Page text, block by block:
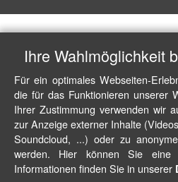
Ihre Wahlmöglichkeit
Für ein optimales Webseiten-
die für das Funktionieren unserer
Ihrer Zustimmung verwenden wir
zur Anzeige externer Inhalte
Soundcloud, ...) oder zu
werden. Hier können Sie eine
Informationen finden Sie in unserer